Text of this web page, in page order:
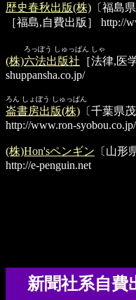
歴史春秋出版(株) 〔福島
［福島,自費出版］
http://
ろっぽう しゅっぱん しゃ
(株)六法出版社 ［法律,医
shuppansha.co.jp/
ろん しょぼう しゅっぱん
崙書房出版(株) 〔千葉県
http://www.ron-syobou.co.jp/
(株)Hon'sペンギン 〔山形
http://e-penguin.net
新聞社系自費